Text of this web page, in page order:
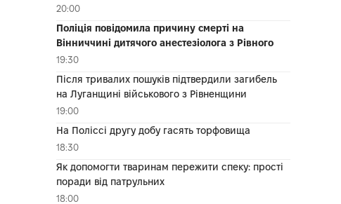
20:00
Поліція повідомила причину смерті на
Вінниччині дитячого анестезіолога з Рівного
19:30
Після тривалих пошуків підтвердили загибель
на Луганщині військового з Рівненщини
19:00
На Поліссі другу добу гасять торфовища
18:30
Як допомогти тваринам пережити спеку: прості
поради від патрульних
18:00